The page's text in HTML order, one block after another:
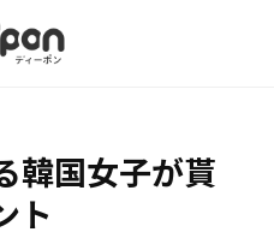
韓国女子が貰
ト